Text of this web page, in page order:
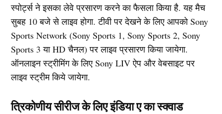
स्पोर्ट्स ने इसका लेवे प्रसारण करने का फैसला किया है. यह मैच
सुबह 10 बजे से लाइव होगा. टीवी पर देखने के लिए आपको Sony
Sports Network (Sony Sports 1, Sony Sports 2, Sony
Sports 3 या HD चैनल) पर लाइव प्रसारण किया जायेगा.
ऑनलाइन स्ट्रीमिंग के लिए Sony LIV ऐप और वेबसाइट पर
लाइव स्ट्रीम किये जायेगा.
त्रिकोणीय सीरीज के लिए इंडिया ए का स्क्वाड